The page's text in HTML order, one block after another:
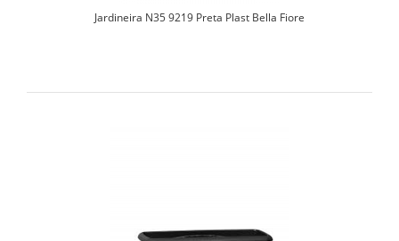
Jardineira N35 9219 Preta Plast Bella Fiore